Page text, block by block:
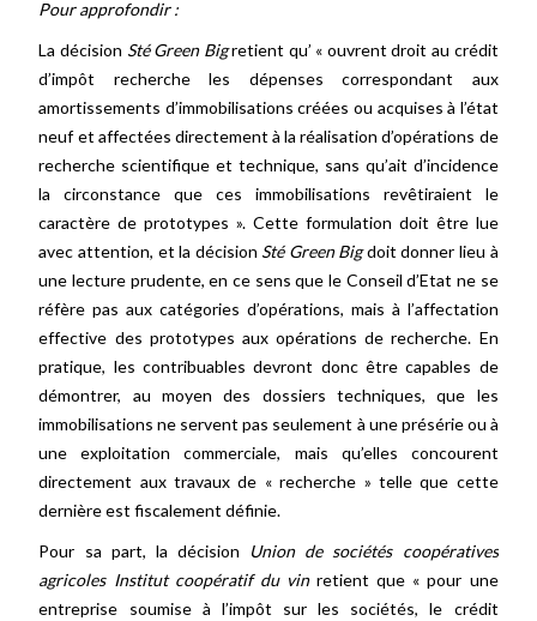
Pour approfondir :
La décision Sté Green Bigretient qu’ « ouvrent droit au crédit
d’impôt recherche les dépenses correspondant aux
amortissements d’immobilisations créées ou acquises à l’état
neuf et affectées directement à la réalisation d’opérations de
recherche scientifique et technique, sans qu’ait d’incidence
la circonstance que ces immobilisations revêtiraient le
caractère de prototypes ». Cette formulation doit être lue
avec attention, et la décision Sté Green Bigdoit donner lieu à
une lecture prudente, en ce sens que le Conseil d’Etat ne se
réfère pas aux catégories d’opérations, mais à l’affectation
effective des prototypes aux opérations de recherche. En
pratique, les contribuables devront donc être capables de
démontrer, au moyen des dossiers techniques, que les
immobilisations ne servent pas seulement à une présérie ou à
une exploitation commerciale, mais qu’elles concourent
directement aux travaux de « recherche » telle que cette
dernière est fiscalement définie.
Pour sa part, la décision
Union de sociétés coopératives
agricoles Institut coopératif du vinretient que « pour une
entreprise soumise à l’impôt sur les sociétés, le crédit